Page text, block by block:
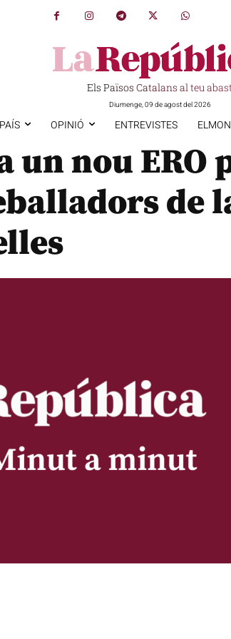
Els Països Catalans al teu abast
Diumenge, 09 de agost del 2026
OPINIÓ ENTREVISTES
un nou ERO
de